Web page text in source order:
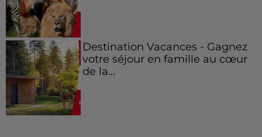
Destination Vacances - Gagnez
votre séjour en famille au cœur
de la...